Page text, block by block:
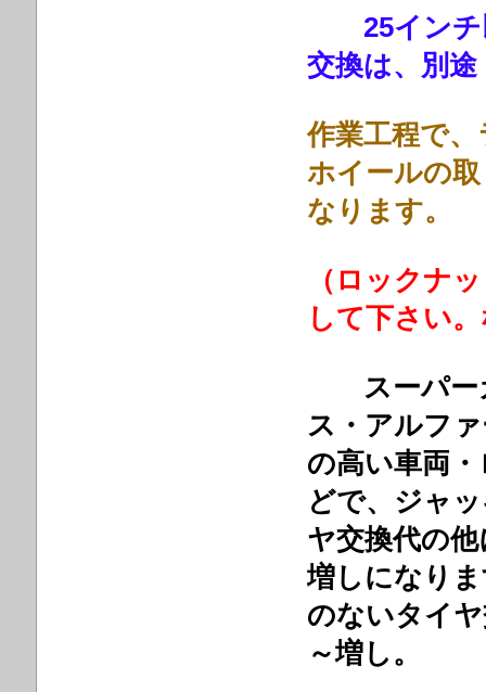
25インチ
交換は、別
作業工程で
ホイールの
なります。
（ロックナ
して下さい
スーパー
ス・アルフ
の高い車両
どで、ジャ
ヤ交換代の
増しになり
のないタイ
～増し。